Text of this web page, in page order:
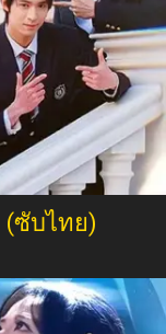
(ซับไทย)